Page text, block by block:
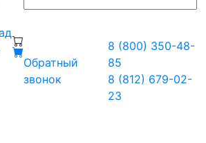
Обратный
звонок
8 (800) 350-48-
85
8 (812) 679-02-
23